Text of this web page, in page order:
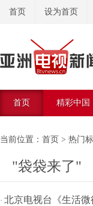
首页 设为首页
首页 精彩中国
当前位置： 首页 > 热门
"袋袋来了"
· 北京电视台《生活微